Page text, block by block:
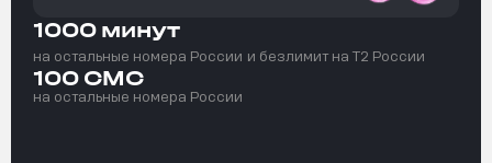
1000 минут
на остальные номера России и безлимит на T2 России
100 СМС
на остальные номера России